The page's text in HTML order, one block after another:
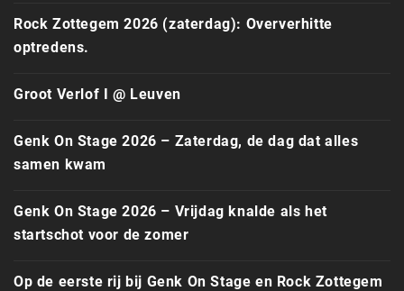
Rock Zottegem 2026 (zaterdag): Oververhitte
optredens.
Groot Verlof I @ Leuven
Genk On Stage 2026 – Zaterdag, de dag dat alles
samen kwam
Genk On Stage 2026 – Vrijdag knalde als het
startschot voor de zomer
Op de eerste rij bij Genk On Stage en Rock Zottegem